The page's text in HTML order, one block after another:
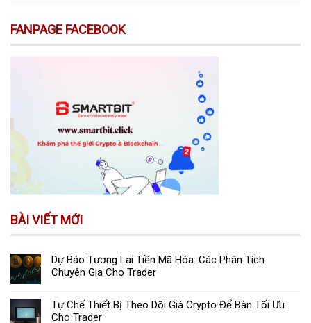
FANPAGE FACEBOOK
BÀI VIẾT MỚI
Dự Báo Tương Lai Tiền Mã Hóa: Các Phân Tích
Chuyên Gia Cho Trader
Tự Chế Thiết Bị Theo Dõi Giá Crypto Để Bàn Tối Ưu
Cho Trader